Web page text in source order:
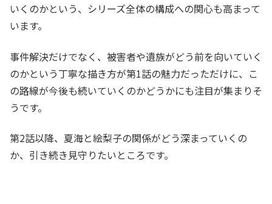
いくのかという、シリーズ全体の構成への関心も高まって
います。
事件解決だけでなく、被害者や遺族がどう前を向いていく
のかという丁寧な描き方が第1話の魅力だっただけに、こ
の路線が今後も続いていくのかどうかにも注目が集まりそ
うです。
第2話以降、夏海と絵梨子の関係がどう深まっていくの
か、引き続き見守りたいところです。